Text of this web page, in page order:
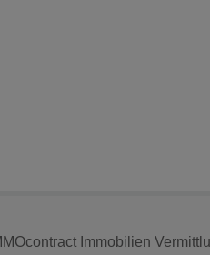
Immobilien